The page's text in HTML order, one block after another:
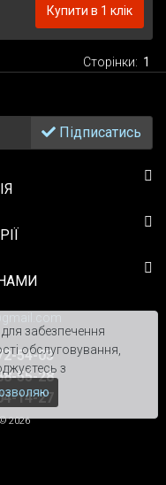
Купити в 1 клік
Сторінки: 1
Підписатись
54-03
55-28
14-27
2026
забезпечення
обслуговування,
з